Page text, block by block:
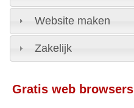
Website maken
Zakelijk
Gratis web browsers